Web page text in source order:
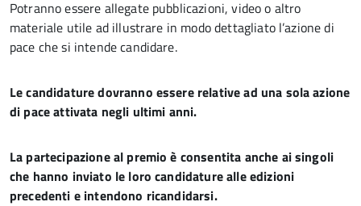
Potranno essere allegate pubblicazioni, video o altro
materiale utile ad illustrare in modo dettagliato l’azione di
pace che si intende candidare.
Le candidature dovranno essere relative ad una sola azione
di pace attivata negli ultimi anni.
La partecipazione al premio è consentita anche ai singoli
che hanno inviato le loro candidature alle edizioni
precedenti e intendono ricandidarsi.